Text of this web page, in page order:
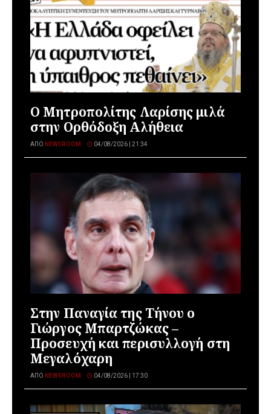
Ο Μητροπολίτης Λαρίσης μιλά
στην Ορθόδοξη Αλήθεια
ΑΠΌ NEWSROOM 04/08/2026 | 21:34
Στην Παναγία της Τήνου ο
Γιώργος Μπαρτζώκας –
Προσευχή και περισυλλογή στη
Μεγαλόχαρη
ΑΠΌ NEWSROOM 04/08/2026 | 17:30